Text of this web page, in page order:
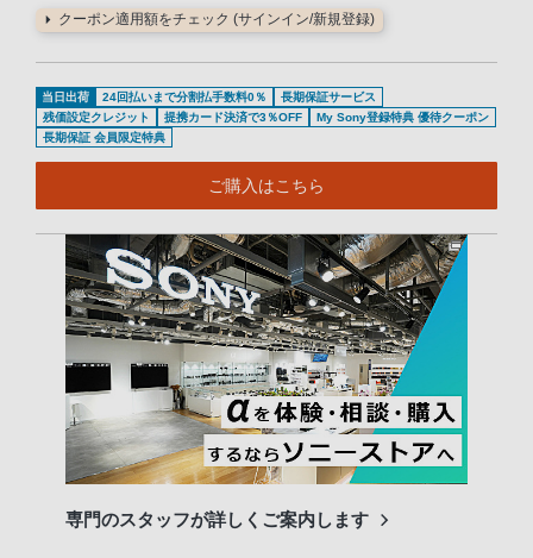
クーポン適用額をチェック (サインイン/新規登録)
当日出荷 24回払いまで分割払手数料0％
長期保証サービス
残価設定クレジット
提携カード決済で3％OFF
My Sony登録特典 優待クーポン
長期保証 会員限定特典
ご購入はこちら
専門のスタッフが詳しくご案内します